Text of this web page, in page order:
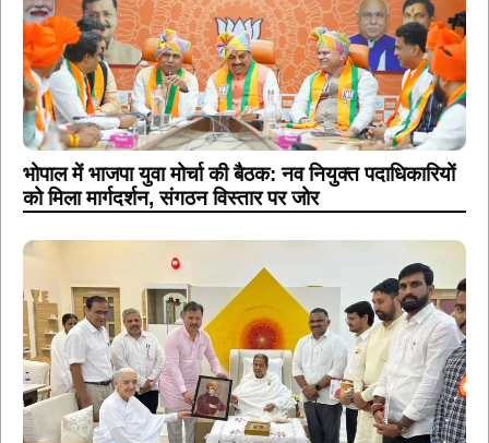
भोपाल में भाजपा युवा मोर्चा की बैठक: नव नियुक्त पदाधिकारियों
को मिला मार्गदर्शन, संगठन विस्तार पर जोर